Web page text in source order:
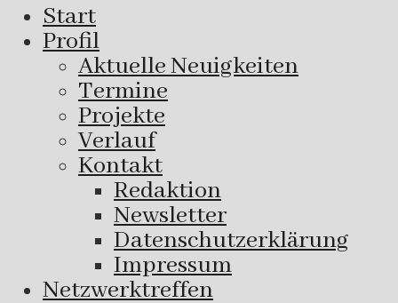
Start
Profil
Aktuelle Neuigkeiten
Termine
Projekte
Verlauf
Kontakt
Redaktion
Newsletter
Datenschutzerklärung
Impressum
Netzwerktreffen